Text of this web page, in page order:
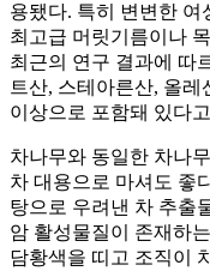
용됐다. 특히 변변한
최고급 머릿기름이나
최근의 연구 결과에 따
트산, 스테아른산, 올레
이상으로 포함돼 있다
차나무와 동일한 차나
차 대용으로 마셔도 좋
탕으로 우려낸 차 추출
암 활성물질이 존재하
담황색을 띠고 조직이